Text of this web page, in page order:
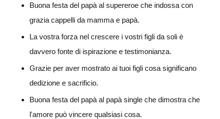
Buona festa del papà al supereroe che indossa con
grazia cappelli da mamma e papà.
La vostra forza nel crescere i vostri figli da soli è
davvero fonte di ispirazione e testimonianza.
Grazie per aver mostrato ai tuoi figli cosa significano
dedizione e sacrificio.
Buona festa del papà al papà single che dimostra che
l'amore può vincere qualsiasi cosa.